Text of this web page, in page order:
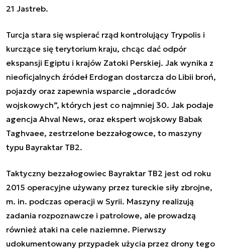
21 Jastreb.
Turcja stara się wspierać rząd kontrolujący Trypolis i
kurczące się terytorium kraju, chcąc dać odpór
ekspansji Egiptu i krajów Zatoki Perskiej. Jak wynika z
nieoficjalnych źródeł Erdogan dostarcza do Libii broń,
pojazdy oraz zapewnia wsparcie „doradców
wojskowych”, których jest co najmniej 30. Jak podaje
agencja Ahval News, oraz ekspert wojskowy Babak
Taghvaee, zestrzelone bezzałogowce, to maszyny
typu Bayraktar TB2.
Taktyczny bezzałogowiec Bayraktar TB2 jest od roku
2015 operacyjne używany przez tureckie siły zbrojne,
m. in. podczas operacji w Syrii. Maszyny realizują
zadania rozpoznawcze i patrolowe, ale prowadzą
również ataki na cele naziemne. Pierwszy
udokumentowany przypadek użycia przez drony tego